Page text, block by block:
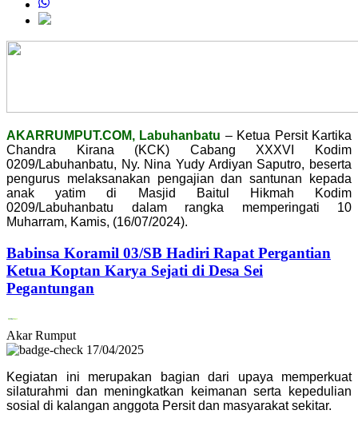
AKARRUMPUT.COM, Labuhanbatu – Ketua Persit Kartika
Chandra Kirana (KCK) Cabang XXXVI Kodim
0209/Labuhanbatu, Ny. Nina Yudy Ardiyan Saputro, beserta
pengurus melaksanakan pengajian dan santunan kepada
anak yatim di Masjid Baitul Hikmah Kodim
0209/Labuhanbatu dalam rangka memperingati 10
Muharram, Kamis, (16/07/2024).
Babinsa Koramil 03/SB Hadiri Rapat Pergantian
Ketua Koptan Karya Sejati di Desa Sei
Pegantungan
Akar Rumput
17/04/2025
Kegiatan ini merupakan bagian dari upaya memperkuat
silaturahmi dan meningkatkan keimanan serta kepedulian
sosial di kalangan anggota Persit dan masyarakat sekitar.